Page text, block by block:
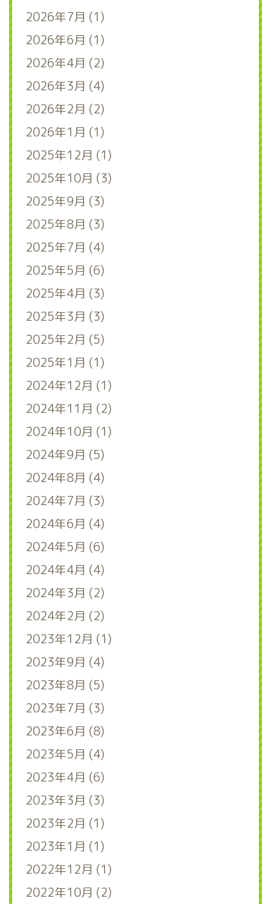
2026年7月 (1)
2026年6月 (1)
2026年4月 (2)
2026年3月 (4)
2026年2月 (2)
2026年1月 (1)
2025年12月 (1)
2025年10月 (3)
2025年9月 (3)
2025年8月 (3)
2025年7月 (4)
2025年5月 (6)
2025年4月 (3)
2025年3月 (3)
2025年2月 (5)
2025年1月 (1)
2024年12月 (1)
2024年11月 (2)
2024年10月 (1)
2024年9月 (5)
2024年8月 (4)
2024年7月 (3)
2024年6月 (4)
2024年5月 (6)
2024年4月 (4)
2024年3月 (2)
2024年2月 (2)
2023年12月 (1)
2023年9月 (4)
2023年8月 (5)
2023年7月 (3)
2023年6月 (8)
2023年5月 (4)
2023年4月 (6)
2023年3月 (3)
2023年2月 (1)
2023年1月 (1)
2022年12月 (1)
2022年10月 (2)